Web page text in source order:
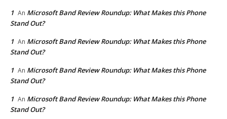
1 An Microsoft Band Review Roundup: What Makes this Phone
Stand Out?
1 An Microsoft Band Review Roundup: What Makes this Phone
Stand Out?
1 An Microsoft Band Review Roundup: What Makes this Phone
Stand Out?
1 An Microsoft Band Review Roundup: What Makes this Phone
Stand Out?